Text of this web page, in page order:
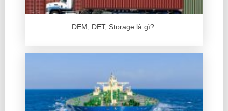
DEM, DET, Storage là gì?